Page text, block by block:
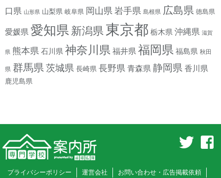
口県 山形県 山梨県 岐阜県 岡山県 岩手県 島根県 広島県 徳島県
愛媛県 愛知県 新潟県 東京都 栃木県 沖縄県 滋賀
県 熊本県 石川県 神奈川県 福井県 福岡県 福島県 秋田
県 群馬県 茨城県 長崎県 長野県 青森県 静岡県 香川県
鹿児島県
プライバシーポリシー 運営会社 お問い合わせ・広告掲載依頼